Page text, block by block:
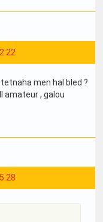
men hal bled ?
amateur , galou